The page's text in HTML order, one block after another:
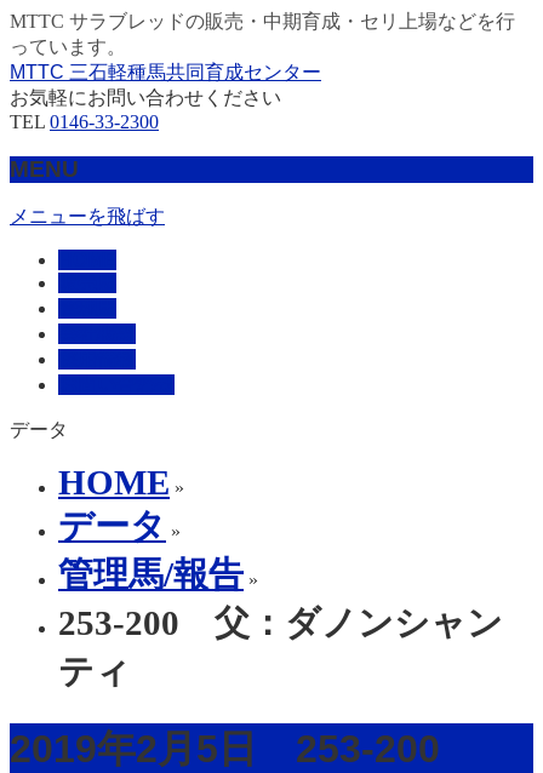
MTTC サラブレッドの販売・中期育成・セリ上場などを行
っています。
MTTC 三石軽種馬共同育成センター
お気軽にお問い合わせください
TEL 0146-33-2300
MENU
メニューを飛ばす
データ
HOME »
データ »
管理馬/報告 »
253-200 父：ダノンシャン
ティ
2019年2月5日 253-200